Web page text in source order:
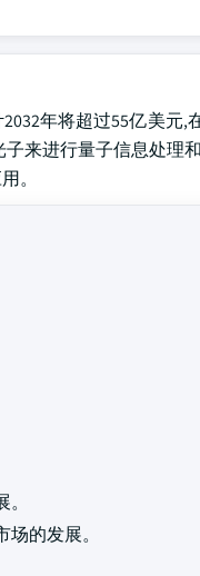
年将超过55亿美元,
来进行量子信息处
。
的发展。